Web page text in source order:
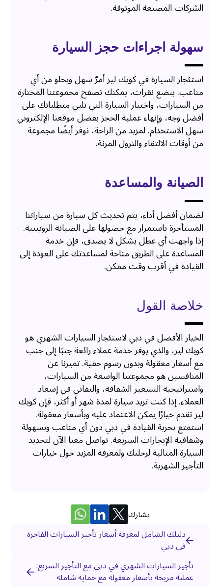
الشركات المصنعة الموثوقة.
سهولة اجراءات حجز السيارة
استئجار السيارة في كويك ليز أمرٌ سهل ويخلو من أي
متاعب. ببضع نقرات، يمكنك تصفح مجموعتنا المختارة
من السيارات، واختيار السيارة التي تلبي متطلباتك على
أفضل وجه، وإنهاء عملية الحجز بفضل موقعنا الإلكتروني
سهل الاستخدام. لمزيد من الراحة، نوفر أيضًا مجموعة
من أوقات الالتقاء والنزول المرنة.
الصيانة والمساعدة
لضمان أفضل أداء، يتم تحديث كل سيارة من سياراتنا
المستأجرة باستمرار مع حصولها على الصيانة الروتينية.
إذا واجهت أي عطل بشكل لا يصدق، فإن خدمة
المساعدة على الطريق متاحة لمساعدتك على العودة إلى
القيادة في أقرب وقت ممكن.
خلاصة القول
الخيار الأفضل في دبي لاستئجار السيارات الشهري هو
كويك ليز، والذي يوفر خدمة عملاء رائعة جنبًا إلى جنب
مع أسعار معقولة وبدون رسوم خفية. تميزنا عن
المنافسين هو مجموعتنا الواسعة من السيارات،
واستراتيجية التسعير الشفافة، والتفاني في إسعاد
العملاء. إذا كنت تريد سيارة لمدة شهر أو أكثر، فإن كويك
ليز تقدم خيارًا يمكن الاعتماد عليه وبأسعار معقولة.
استمتع بحرية القيادة في دبي دون أي متاعب وبسهولة
وشفافية الإيجارات السريعة. تواصل معنا الآن لتحديد
السيارة المثالية لرحلتك ولمعرفة المزيد حول خيارات
التأجير الشهرية.
يشارك
دليلك الشامل لمعرفة أسعار تأجير السيارات الفاخرة
في دبي
تأجير السيارات الشهري في دبي مع التأجير السريع:
عملية مريحة بأسعار معقولة مع حماية شاملة